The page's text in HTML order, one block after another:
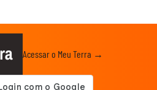
Acessar o Meu Terra →